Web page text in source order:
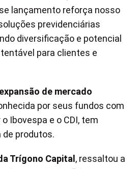
lançamento reforça nosso
previdenciárias
diversificação e potencial
para clientes e
de mercado
por seus fundos com
Ibovespa e o CDI, tem
produtos.
Trígono Capital , ressaltou a